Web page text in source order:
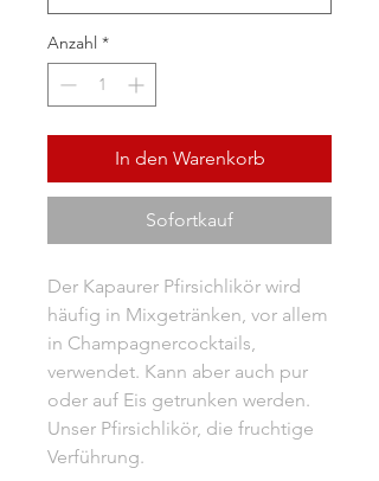
Anzahl *
In den Warenkorb
Sofortkauf
Der Kapaurer Pfirsichlikör wird
häufig in Mixgetränken, vor allem
in Champagnercocktails,
verwendet. Kann aber auch pur
oder auf Eis getrunken werden.
Unser Pfirsichlikör, die fruchtige
Verführung.